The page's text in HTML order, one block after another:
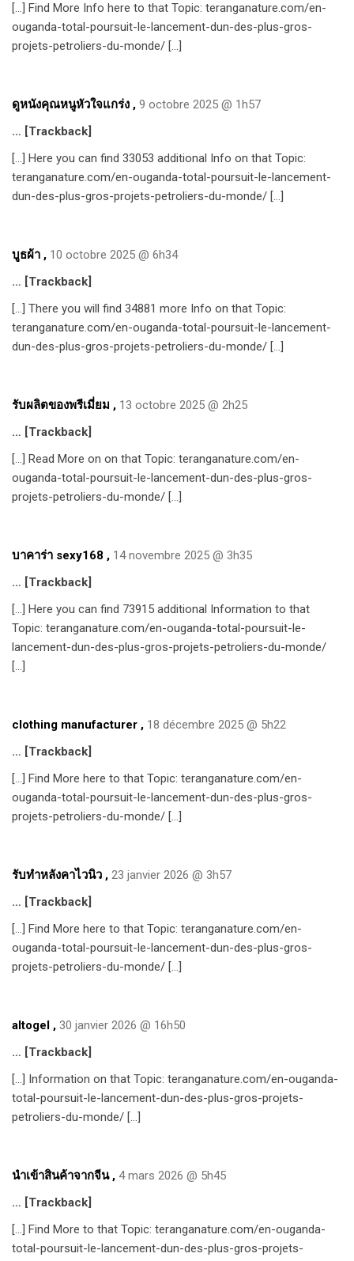
[…] Find More Info here to that Topic: teranganature.com/en-
ouganda-total-poursuit-le-lancement-dun-des-plus-gros-
projets-petroliers-du-monde/ […]
ดูหนังคุณหนูหัวใจแกร่ง , 9 octobre 2025 @ 1h57
… [Trackback]
[…] Here you can find 33053 additional Info on that Topic:
teranganature.com/en-ouganda-total-poursuit-le-lancement-
dun-des-plus-gros-projets-petroliers-du-monde/ […]
บูธผ้า , 10 octobre 2025 @ 6h34
… [Trackback]
[…] There you will find 34881 more Info on that Topic:
teranganature.com/en-ouganda-total-poursuit-le-lancement-
dun-des-plus-gros-projets-petroliers-du-monde/ […]
รับผลิตของพรีเมี่ยม , 13 octobre 2025 @ 2h25
… [Trackback]
[…] Read More on on that Topic: teranganature.com/en-
ouganda-total-poursuit-le-lancement-dun-des-plus-gros-
projets-petroliers-du-monde/ […]
บาคาร่า sexy168 , 14 novembre 2025 @ 3h35
… [Trackback]
[…] Here you can find 73915 additional Information to that
Topic: teranganature.com/en-ouganda-total-poursuit-le-
lancement-dun-des-plus-gros-projets-petroliers-du-monde/
[…]
clothing manufacturer , 18 décembre 2025 @ 5h22
… [Trackback]
[…] Find More here to that Topic: teranganature.com/en-
ouganda-total-poursuit-le-lancement-dun-des-plus-gros-
projets-petroliers-du-monde/ […]
รับทำหลังคาไวนิว , 23 janvier 2026 @ 3h57
… [Trackback]
[…] Find More here to that Topic: teranganature.com/en-
ouganda-total-poursuit-le-lancement-dun-des-plus-gros-
projets-petroliers-du-monde/ […]
altogel , 30 janvier 2026 @ 16h50
… [Trackback]
[…] Information on that Topic: teranganature.com/en-ouganda-
total-poursuit-le-lancement-dun-des-plus-gros-projets-
petroliers-du-monde/ […]
นำเข้าสินค้าจากจีน, 4 mars 2026 @ 5h45
… [Trackback]
[…] Find More to that Topic: teranganature.com/en-ouganda-
total-poursuit-le-lancement-dun-des-plus-gros-projets-